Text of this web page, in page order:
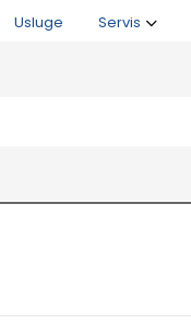
Usluge Servis